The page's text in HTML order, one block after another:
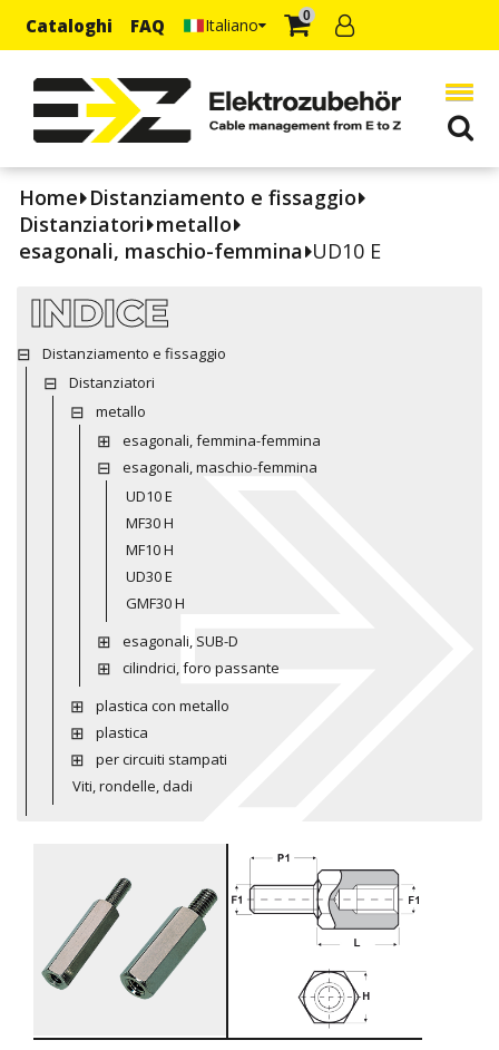
Cataloghi FAQ Italiano 0
Home Distanziamento e fissaggio
Distanziatori metallo
esagonali, maschio-femmina UD10 E
INDICE
Distanziamento e fissaggio
Distanziatori
metallo
esagonali, femmina-femmina
esagonali, maschio-femmina
UD10 E
MF30 H
MF10 H
UD30 E
GMF30 H
esagonali, SUB-D
cilindrici, foro passante
plastica con metallo
plastica
per circuiti stampati
Viti, rondelle, dadi